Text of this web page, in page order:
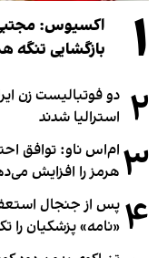
۱
اکسیوس:
بازگشایی تنگه
۲ استرالیا شدند
۳ ام‌اس ناو: توافق
هرمز را افزایش
۴ پس از جنجال
«نامه» پزشکیان را